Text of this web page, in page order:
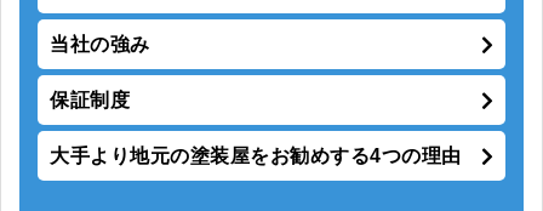
当社の強み
保証制度
大手より地元の塗装屋をお勧めする4つの理由